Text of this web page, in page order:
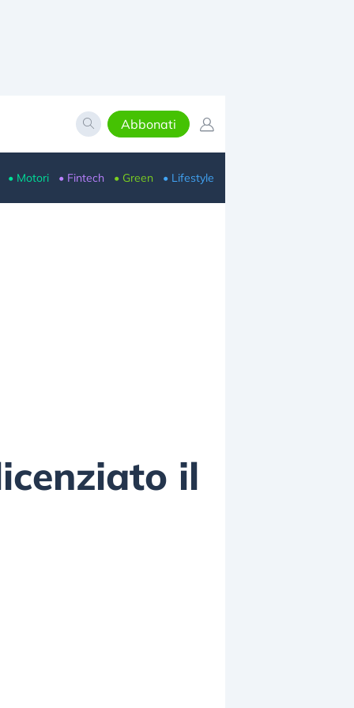
Abbonati
• Motori • Fintech • Green • Lifestyle
il